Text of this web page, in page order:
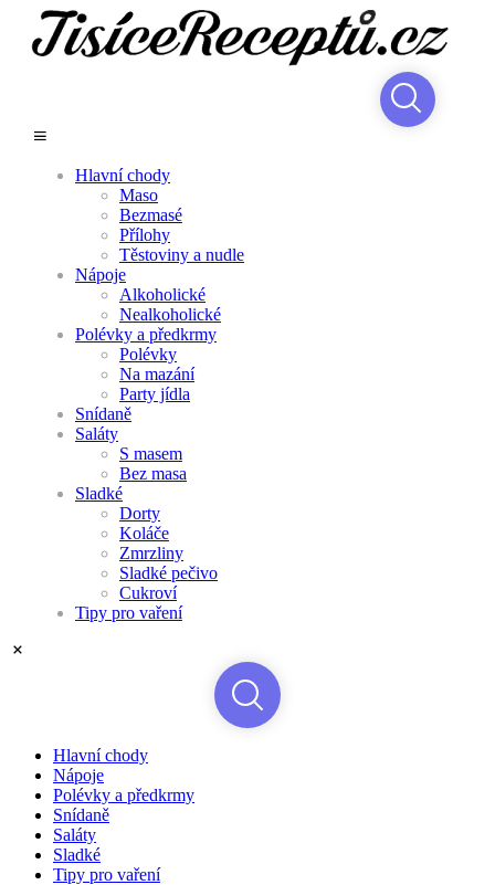
Hlavní chody
Maso
Bezmasé
Přílohy
Těstoviny a nudle
Nápoje
Alkoholické
Nealkoholické
Polévky a předkrmy
Polévky
Na mazání
Party jídla
Snídaně
Saláty
S masem
Bez masa
Sladké
Dorty
Koláče
Zmrzliny
Sladké pečivo
Cukroví
Tipy pro vaření
Hlavní chody
Nápoje
Polévky a předkrmy
Snídaně
Saláty
Sladké
Tipy pro vaření